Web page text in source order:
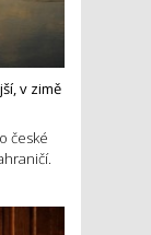
v zimě
české